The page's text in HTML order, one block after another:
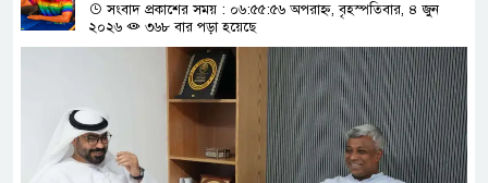
সংবাদ প্রকাশের সময় : ০৬:৫৫:৫৬ অপরাহ্ন, বৃহস্পতিবার, ৪ জুন
২০২৬
৩৬৮ বার পড়া হয়েছে